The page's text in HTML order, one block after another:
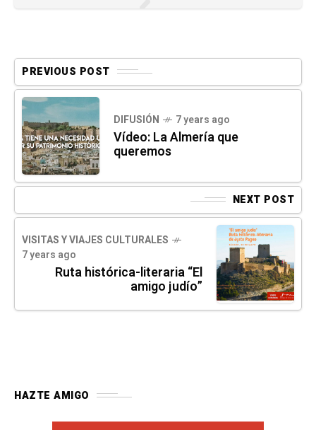
PREVIOUS POST
DIFUSIÓN 7 years ago
Vídeo: La Almería que
queremos
NEXT POST
VISITAS Y VIAJES CULTURALES
7 years ago
Ruta histórica-literaria “El
amigo judío”
HAZTE AMIGO